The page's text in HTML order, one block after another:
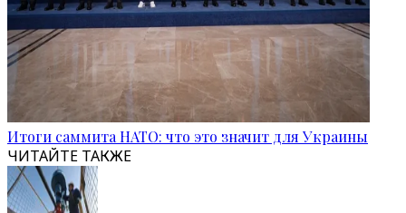
Итоги саммита НАТО: что это значит для Украины
ЧИТАЙТЕ ТАКЖЕ